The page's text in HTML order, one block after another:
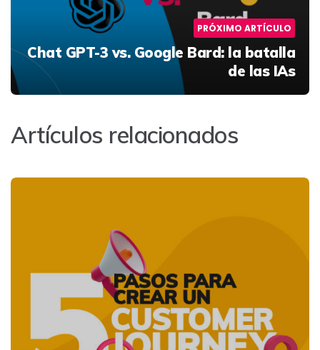
PRÓXIMO ARTÍCULO
Chat GPT-3 vs. Google Bard: la batalla
de las IAs
Artículos relacionados